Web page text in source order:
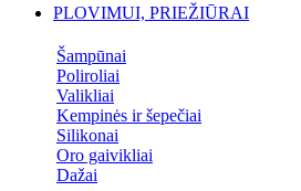
PLOVIMUI, PRIEŽIŪRAI
Šampūnai
Poliroliai
Valikliai
Kempinės ir šepečiai
Silikonai
Oro gaivikliai
Dažai